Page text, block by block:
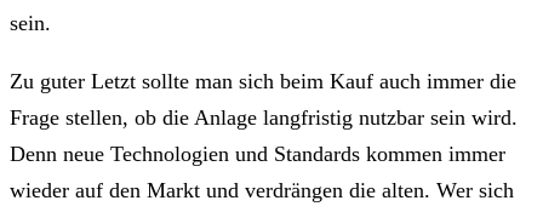
sein.
Zu guter Letzt sollte man sich beim Kauf auch immer die
Frage stellen, ob die Anlage langfristig nutzbar sein wird.
Denn neue Technologien und Standards kommen immer
wieder auf den Markt und verdrängen die alten. Wer sich